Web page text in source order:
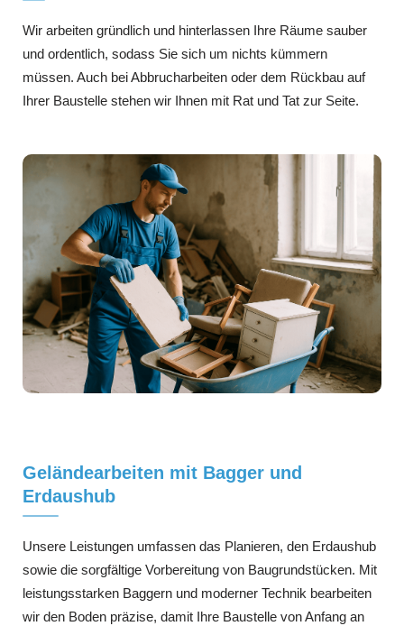
Wir arbeiten gründlich und hinterlassen Ihre Räume sauber
und ordentlich, sodass Sie sich um nichts kümmern
müssen. Auch bei Abbrucharbeiten oder dem Rückbau auf
Ihrer Baustelle stehen wir Ihnen mit Rat und Tat zur Seite.
Geländearbeiten mit Bagger und
Erdaushub
Unsere Leistungen umfassen das Planieren, den Erdaushub
sowie die sorgfältige Vorbereitung von Baugrundstücken. Mit
leistungsstarken Baggern und moderner Technik bearbeiten
wir den Boden präzise, damit Ihre Baustelle von Anfang an